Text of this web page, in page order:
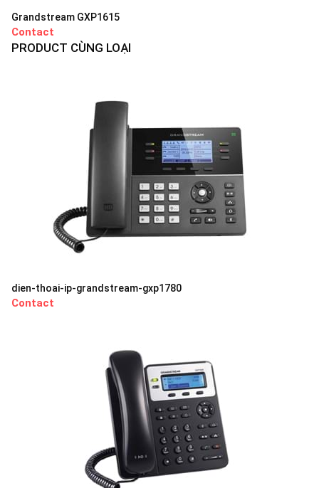
Grandstream GXP1615
Contact
PRODUCT CÙNG LOẠI
dien-thoai-ip-grandstream-gxp1780
Contact